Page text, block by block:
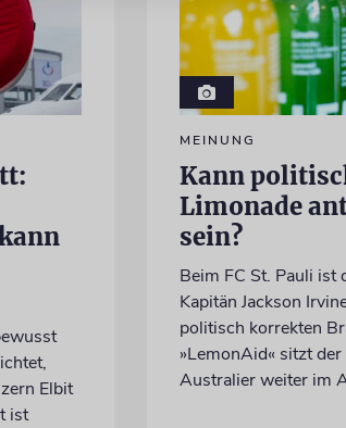
Elbit
ist
MEINUNG
Kann
Limonade
sein?
Beim FC St. Pauli ist
Kapitän Jackson
politisch korrekten
»LemonAid« sitzt
Australier weiter im